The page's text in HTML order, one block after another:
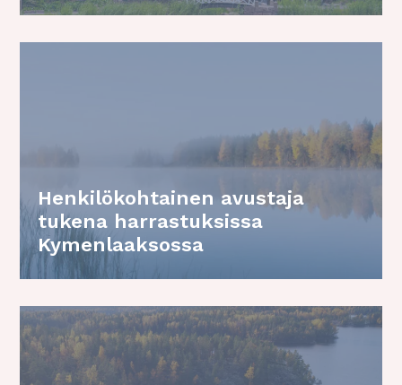
Henkilökohtainen avustaja
tukena harrastuksissa
Kymenlaaksossa